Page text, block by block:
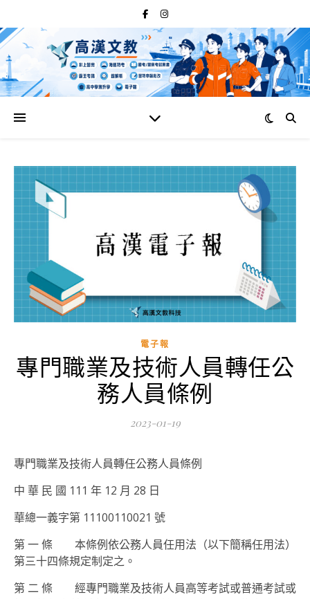
電子報
專門職業及技術人員轉任公
務人員條例
2023-01-19
專門職業及技術人員轉任公務人員條例
中 華 民 國 111 年 12 月 28 日
華總一義字第 11100110021 號
第 一 條 本條例依公務人員任用法（以下簡稱任用法）
第三十四條規定制定之。
第 二 條 經專門職業及技術人員高等考試或普通考試或